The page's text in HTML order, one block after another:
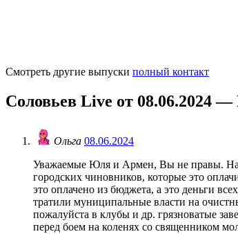
Смотреть другие выпуски полный контакт
Соловьев Live от 08.06.2024
Ольга 08.06.2024
Уважаемые Юля и Армен, Вы не правы. На
городских чиновников, которые это
это оплачено из бюджета, а это деньги
тратили муниципальные власти на
пожалуйста в клубы и др. грязноватые
перед боем на коленях со священником